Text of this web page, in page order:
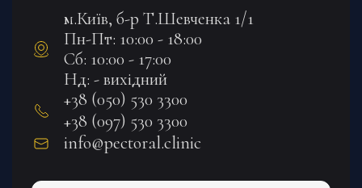
м.Київ, б-р Т.Шевченка 1/1
Пн-Пт: 10:00 - 18:00
Сб: 10:00 - 17:00
Нд: - вихідний
+38 (050) 530 3300
+38 (097) 530 3300
info@pectoral.clinic